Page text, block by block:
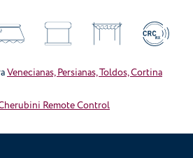
Venecianas, Persianas, Toldos, Cortina
Remote Control